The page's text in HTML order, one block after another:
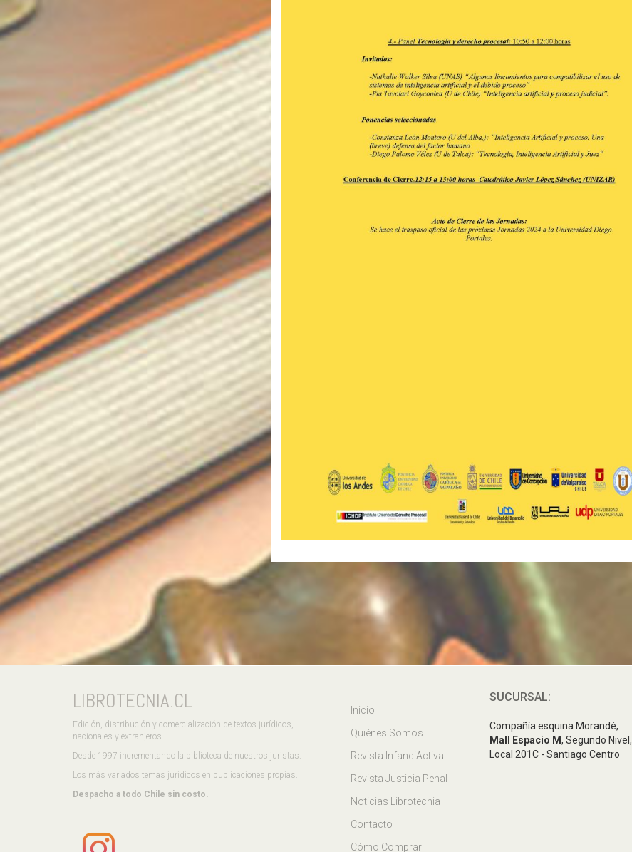
LIBROTECNIA.CL
Edición, distribución y comercialización de textos jurídicos,
nacionales y extranjeros.
Desde 1997 incrementando la biblioteca de nuestros juristas.
Los más variados temas juridicos en publicaciones propias.
Despacho a todo Chile sin costo.
Inicio
Quiénes Somos
Revista InfanciActiva
Revista Justicia Penal
Noticias Librotecnia
Contacto
Cómo Comprar
SUCURSAL:
Compañía esquina Morandé,
Mall Espacio M, Segundo Nivel,
Local 201C - Santiago Centro